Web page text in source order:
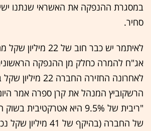
במסגרת ההנפקה את האשראי שנתנו
סחיר.
לאיתמר יש כבר חוב
אג"ח להמרה כחלק מן ההנפקה
לאחרונה החזירה
הרשקוביץ המנהל את קרן ספרה אמר
"ריבית של 9.5% היא אטרקטיבית